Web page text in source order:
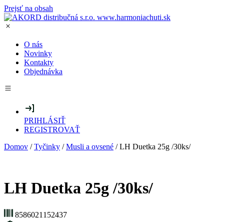
Prejsť na obsah
O nás
Novinky
Kontakty
Objednávka
PRIHLÁSIŤ
REGISTROVAŤ
Domov /Tyčinky /Musli a ovsené / LH Duetka 25g /30ks/
LH Duetka 25g /30ks/
8586021152437